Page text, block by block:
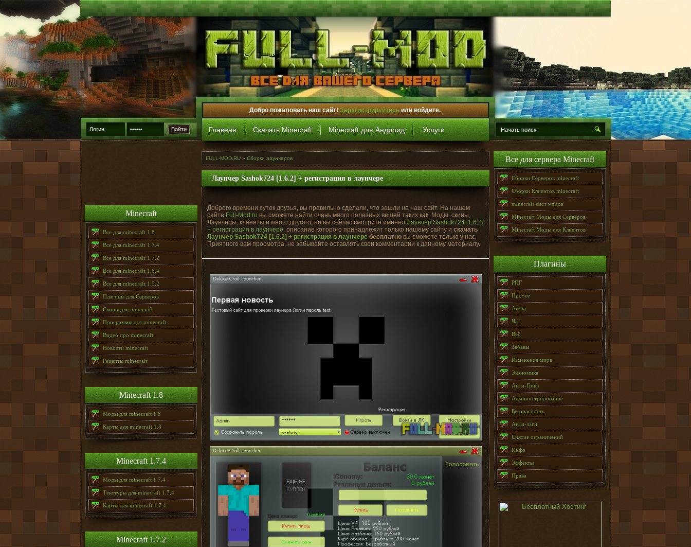
Войти
Добро пожаловать наш сайт!Зарегистрируйтесьили войдите.
Главная Скачать Minecraft Minecraft для Андроид Услуги
Minecraft
Все для minecraft 1.8
Все для minecraft 1.7.4
Все для minecraft 1.7.2
Все для minecraft 1.6.4
Все для minecraft 1.5.2
Плагины для Серверов
Скины для minecraft
Программы для minecraft
Видео про minecraft
Новости minecraft
Рецепты minecraft
Minecraft 1.8
Моды для minecraft 1.8
Карты для minecraft 1.8
Minecraft 1.7.4
Моды для minecraft 1.7.4
Текстуры для minecraft 1.7.4
Карты для minecraft 1.7.4
Minecraft 1.7.2
Все для сервера Minecraft
Сборки Серверов minecraft
Сборки Клиентов minecraft
minecraft лист модов
Minecraft Моды для Серверов
Minecraft Моды для Клиентов
Плагины
РПГ
Прочее
Arena
Чат
Веб
Забавы
Изменения мира
Экономика
Анти-Гриф
Администрирование
Безопасность
Анти-лаги
Снятие ограничений
Инфо
Эффекты
Права
FULL-MOD.RU » Сборки лаунчеров
Лаунчер Sashok724 [1.6.2] + регистрация в лаунчере
Доброго времени суток друзья, вы правильно сделали, что зашли на наш сайт. На нашем
сайте Full-Mod.ru вы сможете найти очень много полезных вещей таких как: Моды, скины,
Лаунчеры, клиенты и много другого, но вы сейчас смотрите именно Лаунчер Sashok724 [1.6.2]
+ регистрация в лаунчере, описание которого принадлежит только нашему сайту и скачать
Лаунчер Sashok724 [1.6.2] + регистрация в лаунчере бесплатно вы сможете только у нас.
Приятного вам просмотра, не забывайте оставлять свои комментарии к данному материалу.